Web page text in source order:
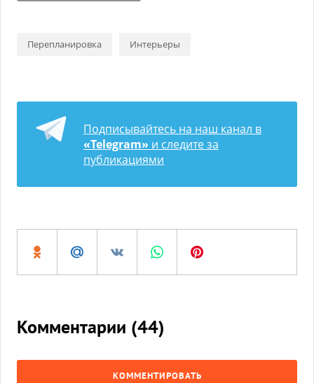
Перепланировка Интерьеры
Подписывайтесь на наш канал в
«Telegram» и следите за
публикациями
Комментарии (44)
КОММЕНТИРОВАТЬ